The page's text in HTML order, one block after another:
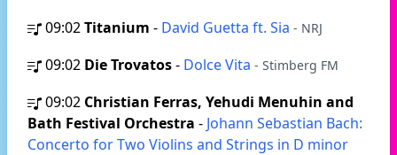
09:02Titanium - David Guetta ft. Sia - NRJ
09:02 Die Trovatos- Dolce Vita - Stimberg FM
09:02 Christian Ferras, Yehudi Menuhin and
Bath Festival Orchestra - Johann Sebastian Bach:
Concerto for Two Violins and Strings in D minor